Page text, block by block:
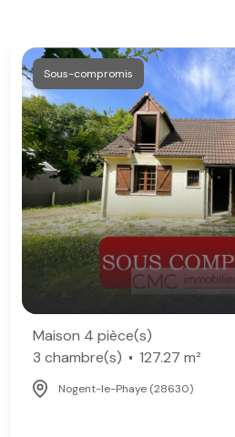
Sous-compromis
Maison 4 pièce(s)
3 chambre(s)
127.27 m²
Nogent-le-Phaye (28630)